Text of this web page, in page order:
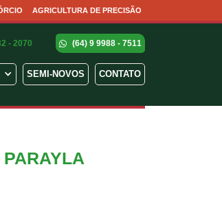
AGRICULTURA DE PRECISÃO
- 2070 (64) 9 9988 - 7511
SEMI-NOVOS CONTATO